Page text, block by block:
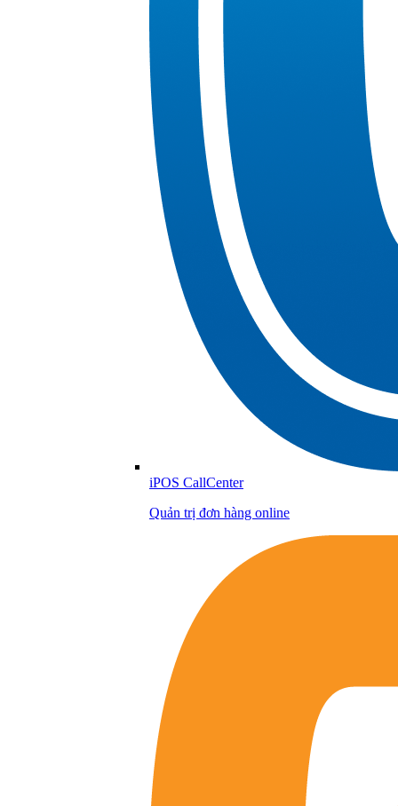
iPOS CallCenter
Quản trị đơn hàng online